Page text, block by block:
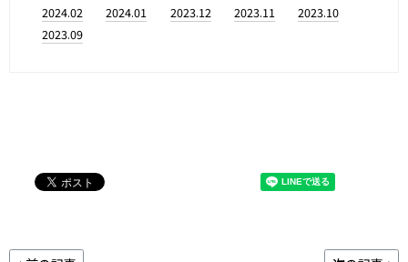
2024.02
2024.01 2023.12 2023.11
2023.10
2023.09